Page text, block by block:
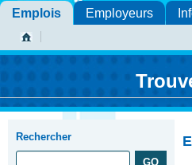
Emplois Employeurs
Rechercher